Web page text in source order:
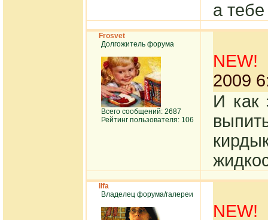
а
Frosvet
Долгожитель форума
Всего сообщений: 2687
Рейтинг пользователя: 106
NEW!
2009
И как
Ilfa
Владелец форума/галереи
NEW!